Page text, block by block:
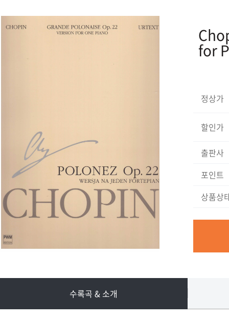
for
정상가
할인가
출판사
포인트
상품상
수록곡 & 소개